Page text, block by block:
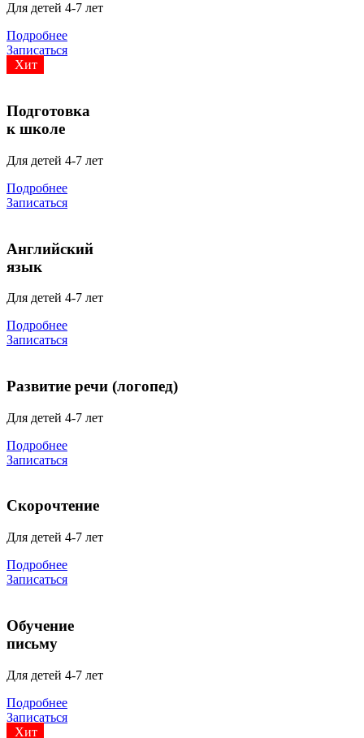
Для детей 4-7 лет
Подробнее
Записаться
Хит
Подготовка
к школе
Для детей 4-7 лет
Подробнее
Записаться
Английский
язык
Для детей 4-7 лет
Подробнее
Записаться
Развитие речи (логопед)
Для детей 4-7 лет
Подробнее
Записаться
Скорочтение
Для детей 4-7 лет
Подробнее
Записаться
Обучение
письму
Для детей 4-7 лет
Подробнее
Записаться
Хит